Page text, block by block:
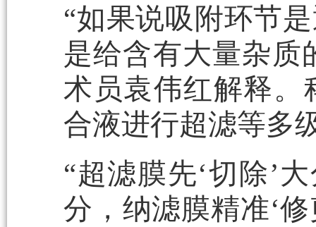
“如果说吸附环节
是给含有大量杂质
术员袁伟红解释。
合液进行超滤等多
“超滤膜先‘切除’
分，纳滤膜精准‘